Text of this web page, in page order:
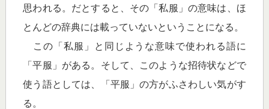
思われる。だとすると、その「私服」の意味は、ほ
とんどの辞典には載っていないということになる。
この「私服」と同じような意味で使われる語に
「平服」がある。そして、このような招待状などで
使う語としては、「平服」の方がふさわしい気がす
る。